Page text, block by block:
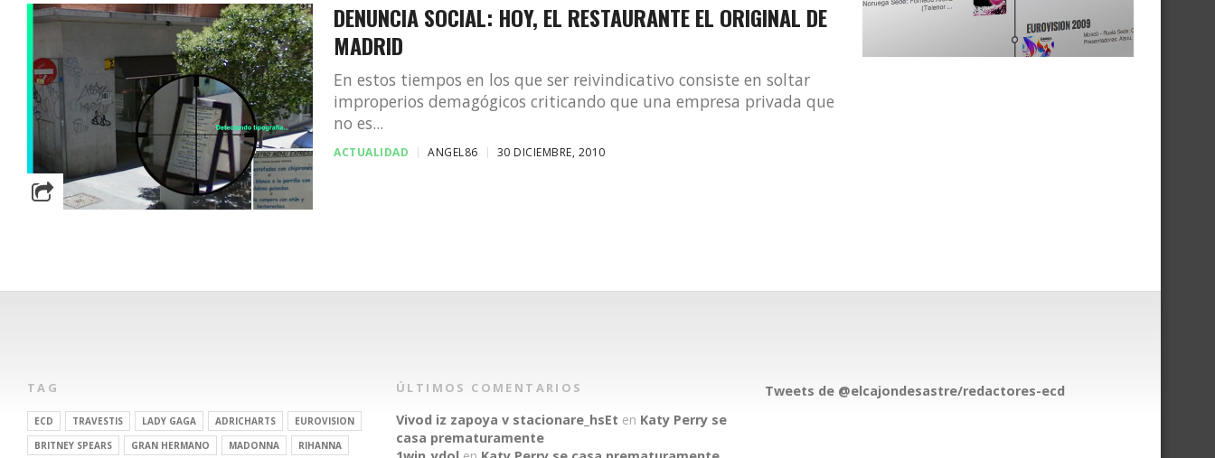
DENUNCIA SOCIAL: HOY, EL RESTAURANTE EL ORIGINAL DE
MADRID
En estos tiempos en los que ser reivindicativo consiste en soltar
improperios demagógicos criticando que una empresa privada que
no es...
ACTUALIDAD ANGEL86 30 DICIEMBRE, 2010
TAG
ECD TRAVESTIS LADY GAGA ADRICHARTS
EUROVISION
BRITNEY SPEARS
GRAN HERMANO MADONNA RIHANNA
ÚLTIMOS COMENTARIOS
Vivod iz zapoya v stacionare_hsEt en Katy Perry se
casa prematuramente
Tweets de @elcajondesastre/redactores-ecd